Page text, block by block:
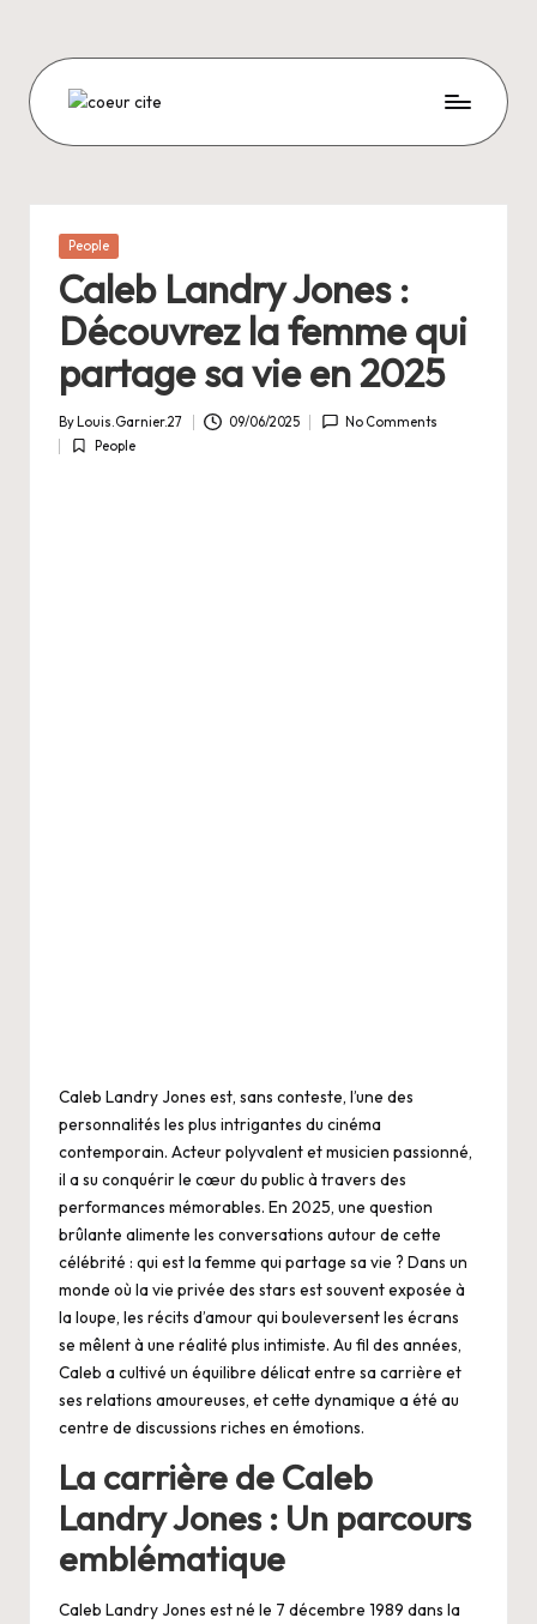
content
C
E
U
R
C
I
T
E
Posted
People
Caleb Landry Jones :
Découvrez la femme qui
partage sa vie en 2025
Posted
by
By Louis.Garnier.27 09/06/2025 No Comments
Posted
People
Caleb Landry Jones est, sans conteste, l’une des
personnalités les plus intrigantes du cinéma
contemporain. Acteur polyvalent et musicien passionné,
il a su conquérir le cœur du public à travers des
performances mémorables. En 2025, une question
brûlante alimente les conversations autour de cette
célébrité : qui est la femme qui partage sa vie ? Dans un
monde où la vie privée des stars est souvent exposée à
la loupe, les récits d’amour qui bouleversent les écrans
se mêlent à une réalité plus intimiste. Au fil des années,
Caleb a cultivé un équilibre délicat entre sa carrière et
ses relations amoureuses, et cette dynamique a été au
centre de discussions riches en émotions.
La carrière de Caleb
Landry Jones : Un parcours
emblématique
Caleb Landry Jones est né le 7 décembre 1989 dans la